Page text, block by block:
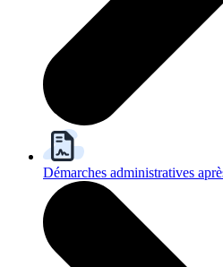
Démarches administratives